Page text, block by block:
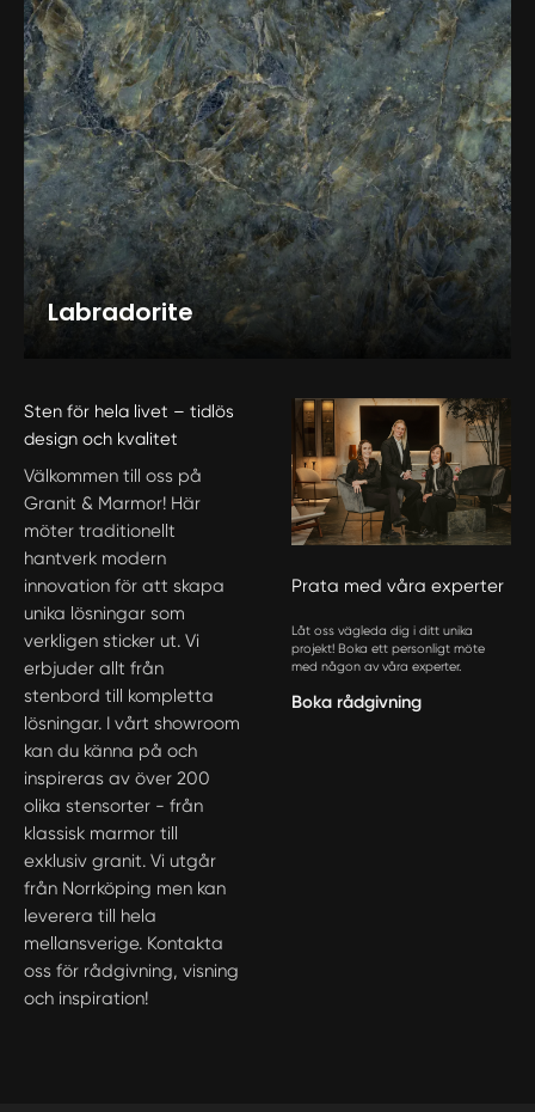
Labradorite
Sten för hela livet – tidlös
design och kvalitet
Välkommen till oss på
Granit & Marmor! Här
möter traditionellt
hantverk modern
innovation för att skapa
unika lösningar som
verkligen sticker ut. Vi
erbjuder allt från
stenbord till kompletta
lösningar. I vårt showroom
kan du känna på och
inspireras av över 200
olika stensorter - från
klassisk marmor till
exklusiv granit. Vi utgår
från Norrköping men kan
leverera till hela
mellansverige. Kontakta
oss för rådgivning, visning
och inspiration!
Prata med våra experter
Låt oss vägleda dig i ditt unika
projekt! Boka ett personligt möte
med någon av våra experter.
Boka rådgivning